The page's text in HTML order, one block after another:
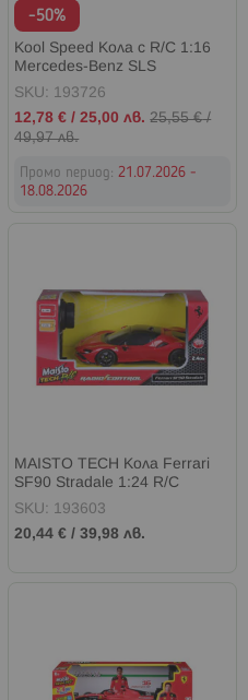
-50%
Kool Speed Кола с R/C 1:16
Mercedes-Benz SLS
SKU: 193726
Промо
цена
12,78 € /25,00 лв. 25,55 €/
49,97 лв.
Промо период:21.07.2026 -
18.08.2026
MAISTO TECH Кола Ferrari
SF90 Stradale 1:24 R/C
SKU: 193603
20,44 € /39,98 лв.